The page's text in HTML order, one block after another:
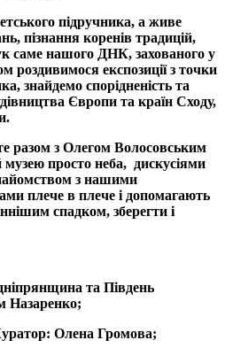
підручника, а живе
пізнання коренів традицій,
саме нашого ДНК, захованого у
роздивимося експозиції з точки
знайдемо спорідненість та
Європи та країн Сходу,
разом з Олегом Волосовським
музею просто неба, дискусіями
з нашими
плече в плече і допомагають
спадком, зберегти і
та Південь
Назаренко;
Олена Громова;